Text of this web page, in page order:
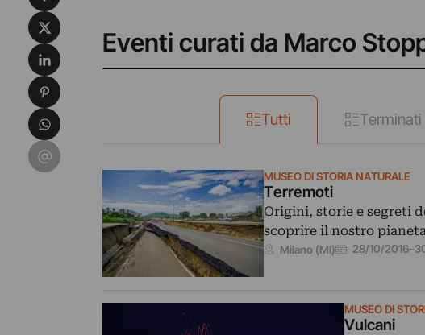
Eventi curati da Marco
Tutti Terminati
MUSEO DI STORIA NATURALE
Terremoti
Origini, storie e segreti
scoprire il nostro
Milano (MI) 28/10/2016–
MUSEO DI
Vulcani
Condividi su X
Condividi su LinkedIn
Condividi su Pinterest
Condividi su WhatsApp
Condividi su Email